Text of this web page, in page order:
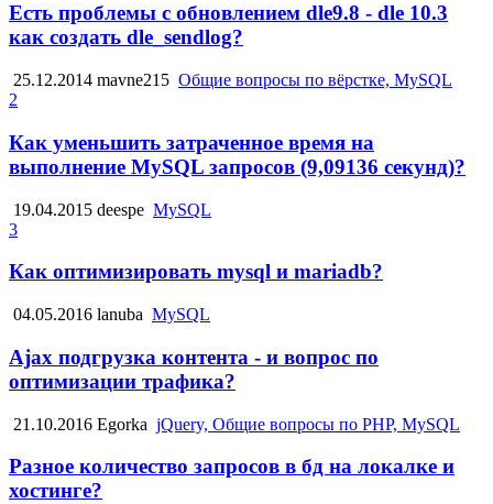
Есть проблемы с обновлением dle9.8 - dle 10.3
как создать dle_sendlog?
25.12.2014 mavne215 Общие вопросы по вёрстке, MySQL
2
Как уменьшить затраченное время на
выполнение MySQL запросов (9,09136 секунд)?
19.04.2015 deespe MySQL
3
Как оптимизировать mysql и mariadb?
04.05.2016 lanuba MySQL
Ajax подгрузка контента - и вопрос по
оптимизации трафика?
21.10.2016 Egorka jQuery, Общие вопросы по PHP, MySQL
Разное количество запросов в бд на локалке и
хостинге?